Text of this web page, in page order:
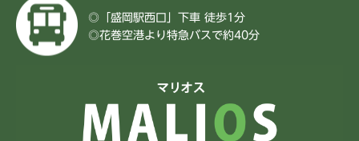
◎「盛岡駅西口」下車 徒歩1分
◎花巻空港より特急バスで約40分